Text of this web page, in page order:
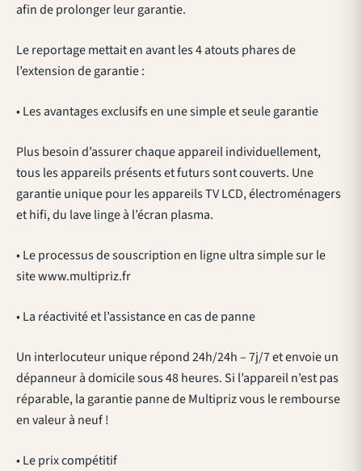
afin de prolonger leur garantie.
Le reportage mettait en avant les 4 atouts phares de
l’extension de garantie :
• Les avantages exclusifs en une simple et seule garantie
Plus besoin d’assurer chaque appareil individuellement,
tous les appareils présents et futurs sont couverts. Une
garantie unique pour les appareils TV LCD, électroménagers
et hifi, du lave linge à l’écran plasma.
• Le processus de souscription en ligne ultra simple sur le
site www.multipriz.fr
• La réactivité et l’assistance en cas de panne
Un interlocuteur unique répond 24h/24h – 7j/7 et envoie un
dépanneur à domicile sous 48 heures. Si l’appareil n’est pas
réparable, la garantie panne de Multipriz vous le rembourse
en valeur à neuf !
• Le prix compétitif